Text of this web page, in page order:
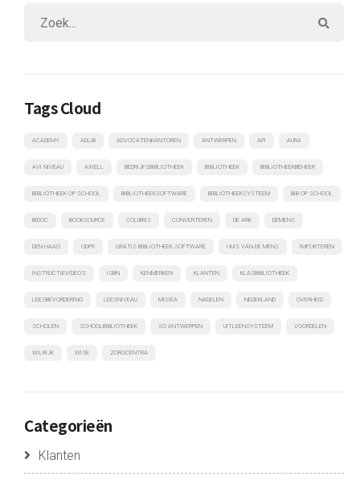
Tags Cloud
ACADEMY ADLIB ADVOCATENKANTOREN ANTWERPEN API AURA
AVI NIVEAU AXIELL BEDRIJFSBIBLIOTHEEK BIBLIOTHEEK BIBLIOTHEEKBEHEER
BIBLIOTHEEK OP SCHOOL BIBLIOTHEEKSOFTWARE BIBLIOTHEEKSYSTEEM BIB OP SCHOOL
BIDOC BOOKSOURCE COLIBRIS CONVERTEREN DE ARK DEMENS
DEN HAAG GDPR GRATIS BIBLIOTHEEK SOFTWARE HUIS VAN DE MENS IMPORTEREN
INSTRUCTIEVIDEO'S ISBN KENMERKEN KLANTEN KLASBIBLIOTHEEK
LEESBEVORDERING LEESNIVEAU MUSEA NADELEN NEDERLAND OVERHEID
SCHOLEN SCHOOLBIBLIOTHEEK SO ANTWERPEN UITLEENSYSTEEM VOORDELEN
WILRIJK WISE ZORGCENTRA
Categorieën
Klanten